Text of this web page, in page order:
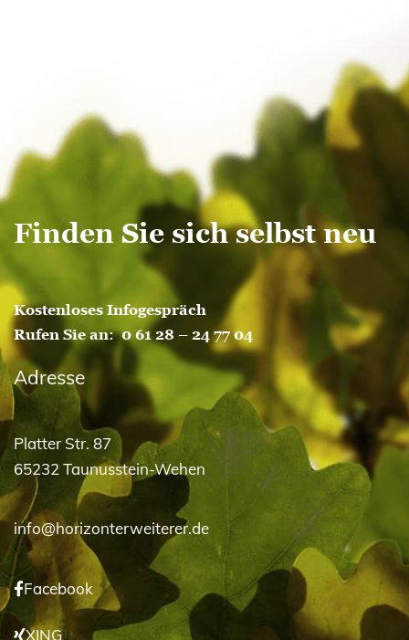
Mai 2016
Oktober 2015
Finden Sie sich selbst neu
Kostenloses Infogespräch
Rufen Sie an:0 61 28 – 24 77 04
Adresse
Platter Str. 87
65232 Taunusstein-Wehen
info@horizonterweiterer.de
Facebook
XING